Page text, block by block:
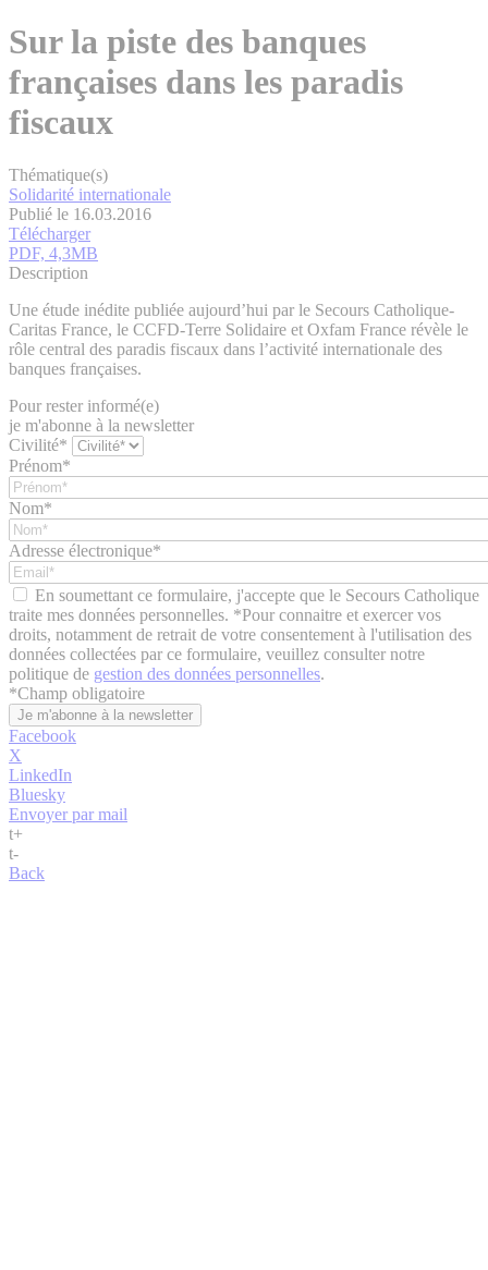
Sur la piste des banques
françaises dans les paradis
fiscaux
Thématique(s)
Solidarité internationale
Publié le 16.03.2016
Télécharger
PDF, 4,3MB
Description
Une étude inédite publiée aujourd’hui par le Secours Catholique-
Caritas France, le CCFD-Terre Solidaire et Oxfam France révèle le
rôle central des paradis fiscaux dans l’activité internationale des
banques françaises.
Pour rester informé(e)
je m'abonne à la newsletter
Civilité*
Prénom*
Nom*
Adresse électronique*
En soumettant ce formulaire, j'accepte que le Secours Catholique
traite mes données personnelles. *Pour connaitre et exercer vos
droits, notamment de retrait de votre consentement à l'utilisation des
données collectées par ce formulaire, veuillez consulter notre
politique de gestion des données personnelles.
*Champ obligatoire
Facebook
X
LinkedIn
Bluesky
Envoyer par mail
t+
t-
Back